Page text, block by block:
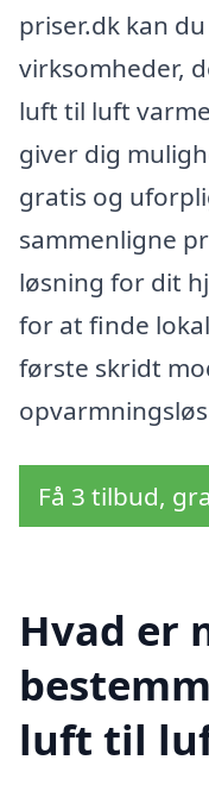
priser.dk kan
virksomheder,
luft til luft
giver dig
gratis og
sammenligne
løsning for dit
for at finde
første skridt
Få 3 tilbud,
Hvad er
luft til